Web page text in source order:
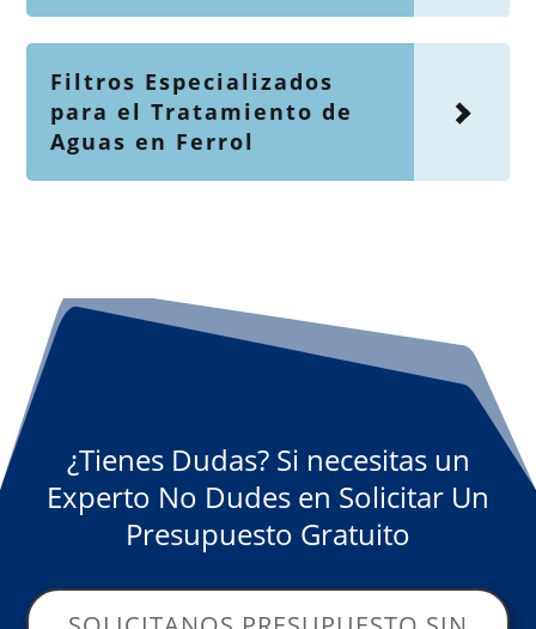
Filtros Especializados
para el Tratamiento de
Aguas en Ferrol
¿Tienes Dudas? Si necesitas un
Experto No Dudes en Solicitar Un
Presupuesto Gratuito